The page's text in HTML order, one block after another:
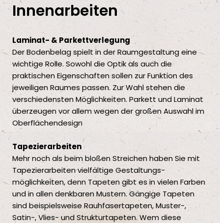
Innenarbeiten
Laminat- & Parkettverlegung
Der Bodenbelag spielt in der Raumgestaltung eine
wichtige Rolle. Sowohl die Optik als auch die
praktischen Eigenschaften sollen zur Funktion des
jeweiligen Raumes passen. Zur Wahl stehen die
verschiedensten Möglichkeiten. Parkett und Laminat
überzeugen vor allem wegen der großen Auswahl im
Oberflächendesign
Tapezierarbeiten
Mehr noch als beim bloßen Streichen haben Sie mit
Tapezierarbeiten vielfältige Gestaltungs­
möglichkeiten, denn Tapeten gibt es in vielen Farben
und in allen denkbaren Mustern. Gängige Tapeten
sind beispielsweise Rauhfasertapeten, Muster-,
Satin-, Vlies- und Strukturtapeten. Wem diese